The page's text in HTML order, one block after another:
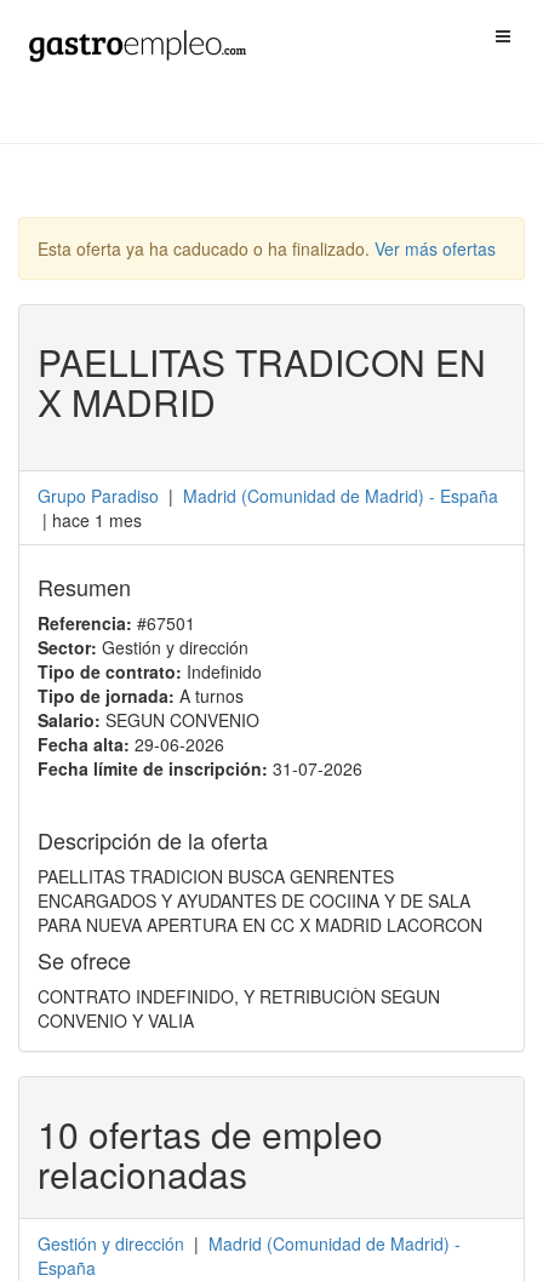
Esta oferta ya ha caducado o ha finalizado. Ver más ofertas
PAELLITAS TRADICON EN
X MADRID
Grupo Paradiso | Madrid (Comunidad de Madrid) - España
| hace 1 mes
Resumen
Referencia: #67501
Sector: Gestión y dirección
Tipo de contrato: Indefinido
Tipo de jornada: A turnos
Salario: SEGUN CONVENIO
Fecha alta: 29-06-2026
Fecha límite de inscripción: 31-07-2026
Descripción de la oferta
PAELLITAS TRADICION BUSCA GENRENTES
ENCARGADOS Y AYUDANTES DE COCIINA Y DE SALA
PARA NUEVA APERTURA EN CC X MADRID LACORCON
Se ofrece
CONTRATO INDEFINIDO, Y RETRIBUCIÒN SEGUN
CONVENIO Y VALIA
10 ofertas de empleo
relacionadas
Gestión y dirección | Madrid (Comunidad de Madrid) -
España